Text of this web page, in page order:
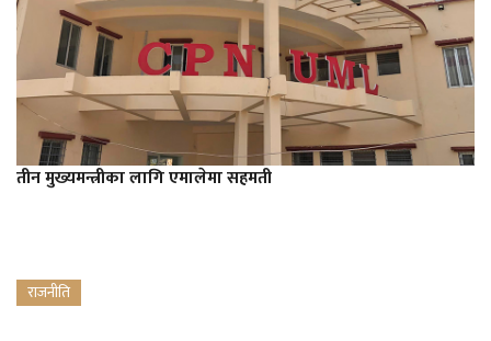
तीन मुख्यमन्त्रीका लागि एमालेमा सहमती
राजनीति